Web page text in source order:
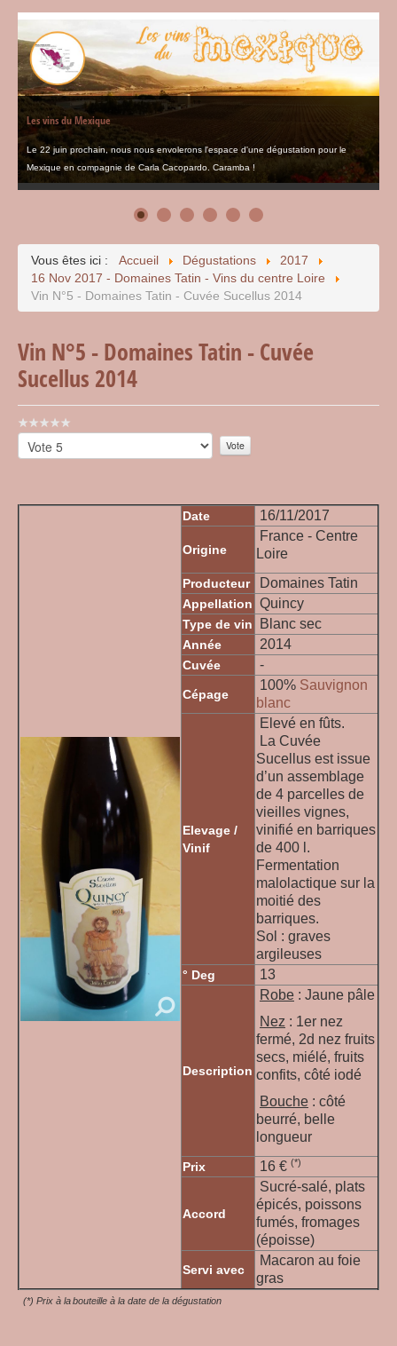
Les vins du Mexique
Le 22 juin prochain, nous nous envolerons l'espace d'une dégustation pour le
Mexique en compagnie de Carla Cacopardo. Caramba !
Vous êtes ici : Accueil Dégustations
2017
16 Nov 2017 - Domaines Tatin - Vins du centre Loire
Vin N°5 - Domaines Tatin - Cuvée Sucellus 2014
Vin N°5 - Domaines Tatin - Cuvée
Sucellus 2014
Vote
utilisateur:
Veuillez
voter
Date 16/11/2017
Origine
France - Centre
Loire
Producteur Domaines Tatin
Appellation Quincy
Type de vin Blanc sec
Année 2014
Cuvée -
Cépage
100% Sauvignon
blanc
Elevage /
Vinif
Elevé en fûts.
La Cuvée
Sucellus est issue
d’un assemblage
de 4 parcelles de
vieilles vignes,
vinifié en barriques
de 400 l.
Fermentation
malolactique sur la
moitié des
barriques.
Sol : graves
argileuses
° Deg 13
Description
Robe : Jaune pâle
Nez : 1er nez
fermé, 2d nez fruits
secs, miélé, fruits
confits, côté iodé
Bouche : côté
beurré, belle
longueur
Prix 16 € (*)
Accord
Sucré-salé, plats
épicés, poissons
fumés, fromages
(époisse)
Servi avec
Macaron au foie
gras
(*) Prix à la bouteille à la date de la dégustation